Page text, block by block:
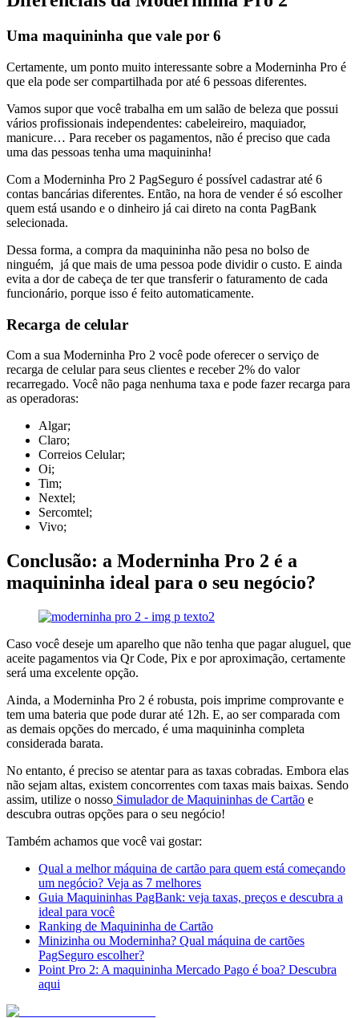
Uma maquininha que vale por 6
Certamente, um ponto muito interessante sobre a Moderninha Pro é
que ela pode ser compartilhada por até 6 pessoas diferentes.
Vamos supor que você trabalha em um salão de beleza que possui
vários profissionais independentes: cabeleireiro, maquiador,
manicure… Para receber os pagamentos, não é preciso que cada
uma das pessoas tenha uma maquininha!
Com a Moderninha Pro 2 PagSeguro é possível cadastrar até 6
contas bancárias diferentes. Então, na hora de vender é só escolher
quem está usando e o dinheiro já cai direto na conta PagBank
selecionada.
Dessa forma, a compra da maquininha não pesa no bolso de
ninguém, já que mais de uma pessoa pode dividir o custo. E ainda
evita a dor de cabeça de ter que transferir o faturamento de cada
funcionário, porque isso é feito automaticamente.
Recarga de celular
Com a sua Moderninha Pro 2 você pode oferecer o serviço de
recarga de celular para seus clientes e receber 2% do valor
recarregado. Você não paga nenhuma taxa e pode fazer recarga para
as operadoras:
Algar;
Claro;
Correios Celular;
Oi;
Tim;
Nextel;
Sercomtel;
Vivo;
Conclusão: a Moderninha Pro 2 é a
maquininha ideal para o seu negócio?
Caso você deseje um aparelho que não tenha que pagar aluguel, que
aceite pagamentos via Qr Code, Pix e por aproximação, certamente
será uma excelente opção.
Ainda, a Moderninha Pro 2 é robusta, pois imprime comprovante e
tem uma bateria que pode durar até 12h. E, ao ser comparada com
as demais opções do mercado, é uma maquininha completa
considerada barata.
No entanto, é preciso se atentar para as taxas cobradas. Embora elas
não sejam altas, existem concorrentes com taxas mais baixas. Sendo
assim, utilize o nosso Simulador de Maquininhas de Cartão e
descubra outras opções para o seu negócio!
Também achamos que você vai gostar:
Qual a melhor máquina de cartão para quem está começando
um negócio? Veja as 7 melhores
Guia Maquininhas PagBank: veja taxas, preços e descubra a
ideal para você
Ranking de Maquininha de Cartão
Minizinha ou Moderninha? Qual máquina de cartões
PagSeguro escolher?
Point Pro 2: A maquininha Mercado Pago é boa? Descubra
aqui